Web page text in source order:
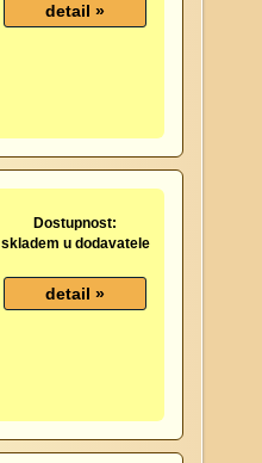
Dostupnost:
skladem u dodavatele